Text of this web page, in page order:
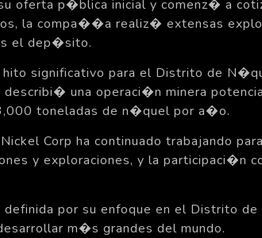
oferta p�blica inicial y comenz� a
la compa��a realiz� extensas
el dep�sito.
significativo para el Distrito de
una operaci�n minera
toneladas de n�quel por a�o.
Corp ha continuado trabajando
y exploraciones, y la participaci�n
definida por su enfoque en el Distrito
m�s grandes del mundo.